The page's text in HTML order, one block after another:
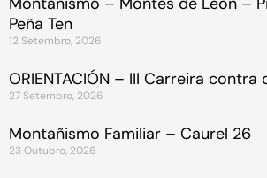
Peña Ten
12 Setembro, 2026
ORIENTACIÓN – III Carreira contra
27 Setembro, 2026
Montañismo Familiar – Caurel 26
23 Outubro, 2026